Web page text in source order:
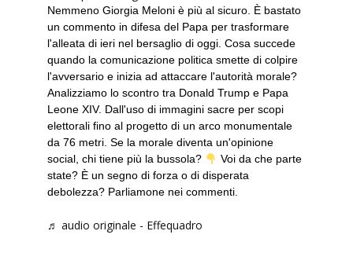
Nemmeno Giorgia Meloni è più al sicuro. È bastato
un commento in difesa del Papa per trasformare
l'alleata di ieri nel bersaglio di oggi. Cosa succede
quando la comunicazione politica smette di colpire
l'avversario e inizia ad attaccare l'autorità morale?
Analizziamo lo scontro tra Donald Trump e Papa
Leone XIV. Dall'uso di immagini sacre per scopi
elettorali fino al progetto di un arco monumentale
da 76 metri. Se la morale diventa un'opinione
social, chi tiene più la bussola?
Voi da che parte
state? È un segno di forza o di disperata
debolezza? Parliamone nei commenti.
♬ audio originale - Effequadro